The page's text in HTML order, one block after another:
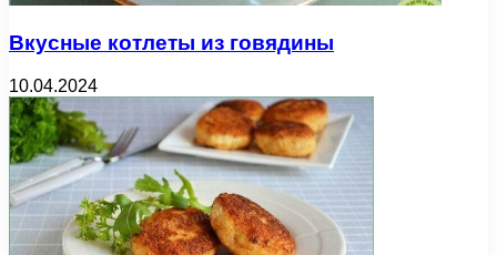
Вкусные котлеты из говядины
10.04.2024